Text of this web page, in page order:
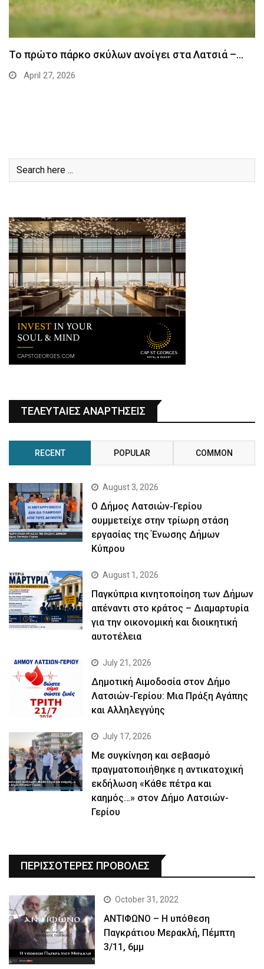
Το πρώτο πάρκο σκύλων ανοίγει στα Λατσιά –…
April 27, 2026
ΤΕΛΕΥΤΑΙΕΣ ΑΝΑΡΤΗΣΕΙΣ
RECENT POPULAR COMMON
August 3, 2026
Ο Δήμος Λατσιών-Γερίου
συμμετείχε στην τρίωρη στάση
εργασίας της Ένωσης Δήμων
Κύπρου
August 1, 2026
Παγκύπρια κινητοποίηση των Δήμων
απέναντι στο κράτος – Διαμαρτυρία
για την οικονομική και διοικητική
αυτοτέλεια
July 21, 2026
Δημοτική Αιμοδοσία στον Δήμο
Λατσιών-Γερίου: Μια Πράξη Αγάπης
και Αλληλεγγύης
July 17, 2026
Με συγκίνηση και σεβασμό
πραγματοποιήθηκε η αντικατοχική
εκδήλωση «Κάθε πέτρα και
καημός…» στον Δήμο Λατσιών-
Γερίου
ΠΕΡΙΣΣΟΤΕΡΕΣ ΠΡΟΒΟΛΕΣ
October 31, 2022
ΑΝΤΙΦΩΝΟ – Η υπόθεση
Παγκράτιου Μερακλή, Πέμπτη
3/11, 6μμ